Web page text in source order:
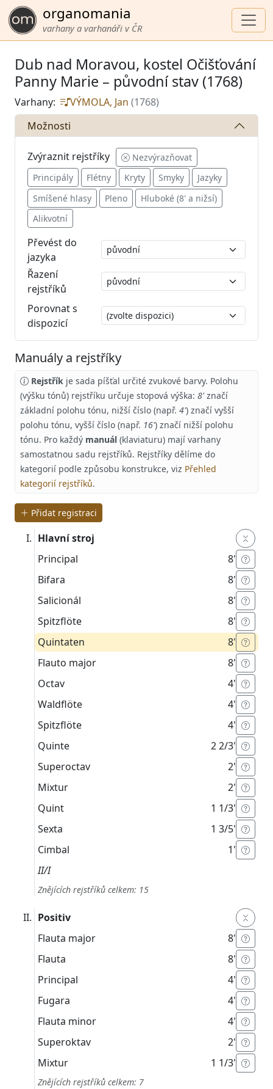
organomania
varhany a varhanáři v ČR
Dub nad Moravou, kostel Očišťování
Panny Marie – původní stav (1768)
Varhany: VÝMOLA, Jan (1768)
Možnosti
Zvýraznit rejstříky
Nezvýrazňovat
Principály
Flétny Kryty Smyky
Jazyky
Smíšené hlasy
Pleno
Hluboké (8' a nižsí)
Alikvotní
Převést do
jazyka
Řazení
rejstříků
Porovnat s
dispozicí
Manuály a rejstříky
Rejstřík je sada píšťal určité zvukové barvy. Polohu
(výšku tónů) rejstříku určuje stopová výška: 8'značí
základní polohu tónu, nižší číslo (např. 4') značí vyšší
polohu tónu, vyšší číslo (např. 16') značí nižší polohu
tónu. Pro každý manuál (klaviaturu) mají varhany
samostatnou sadu rejstříků. Rejstříky dělíme do
kategorií podle způsobu konstrukce, viz Přehled
kategorií rejstříků.
Přidat registraci
Hlavní stroj
Principal
8'
Bifara
8'
Salicionál
8'
Spitzflöte
8'
Quintaten
8'
Flauto major
8'
Octav
4'
Waldflöte
4'
Spitzflöte
4'
Quinte
2 2/3'
Superoctav
2'
Mixtur
2'
Quint
1 1/3'
Sexta
1 3/5'
Cimbal
1'
II/I
Znějících rejstříků celkem: 15
Positiv
Flauta major
8'
Flauta
8'
Principal
4'
Fugara
4'
Flauta minor
4'
Superoktav
2'
Mixtur
1 1/3'
Znějících rejstříků celkem: 7